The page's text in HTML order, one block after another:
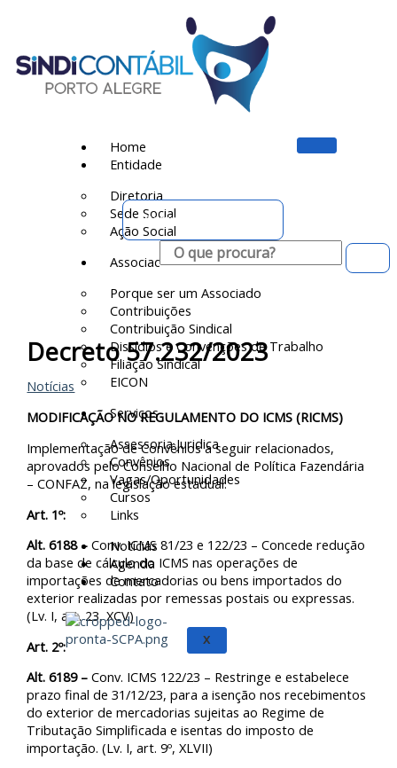
conteúdo
Home
Entidade
Diretoria
Sede Social
Ação Social
Associado
Porque ser um Associado
Contribuições
Contribuição Sindical
Dissídios e Convenções de Trabalho
Filiação Sindical
EICON
Serviços
Assessoria Juridica
Convênios
Vagas/Oportunidades
Cursos
Links
Notícias
Agenda
Contato
X
Portal do Associado
Pesquisar
Decreto 57.232/2023
Notícias
MODIFICAÇÃO NO REGULAMENTO DO ICMS (RICMS)
Implementação de Convênios a seguir relacionados,
aprovados pelo Conselho Nacional de Política Fazendária
– CONFAZ, na legislação estadual.
Art. 1º:
Alt. 6188 –Conv. ICMS 81/23 e 122/23 – Concede redução
da base de cálculo do ICMS nas operações de
importações de mercadorias ou bens importados do
exterior realizadas por remessas postais ou expressas.
(Lv. I, art. 23, XCV)
Art. 2º:
Alt. 6189 – Conv. ICMS 122/23 – Restringe e estabelece
prazo final de 31/12/23, para a isenção nos recebimentos
do exterior de mercadorias sujeitas ao Regime de
Tributação Simplificada e isentas do imposto de
importação. (Lv. I, art. 9º, XLVII)